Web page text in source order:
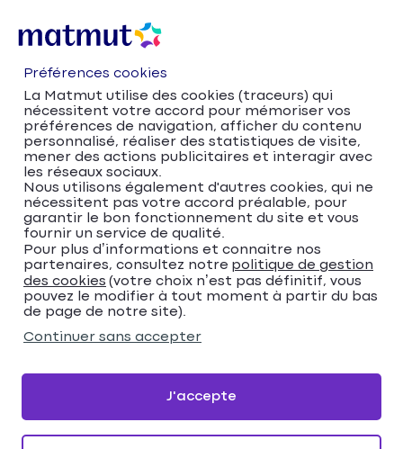
Accueil
Trouver votre agence Matmut
Provence-Alpes-Côte d'Azur
Alpes-Maritimes
Nice
Matmut Assurances 50 Boulevard Risso, Nice
Matmut Assurances 50
Boulevard Risso, Nice
3,9 165 avisDonnez votre avis
Préférences cookies
La Matmut utilise des cookies (traceurs) qui
nécessitent votre accord pour mémoriser vos
préférences de navigation, afficher du contenu
personnalisé, réaliser des statistiques de visite,
mener des actions publicitaires et interagir avec
les réseaux sociaux.
Nous utilisons également d'autres cookies, qui ne
nécessitent pas votre accord préalable, pour
garantir le bon fonctionnement du site et vous
fournir un service de qualité.
Pour plus d’informations et connaitre nos
partenaires, consultez notre politique de gestion
des cookies (votre choix n’est pas définitif, vous
pouvez le modifier à tout moment à partir du bas
de page de notre site).
Continuer sans accepter
J'accepte